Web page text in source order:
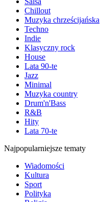
Chillout
Muzyka chrześcijańska
Techno
Indie
Klasyczny rock
House
Lata 90-te
Jazz
Minimal
Muzyka country
Drum'n'Bass
R&B
Hity
Lata 70-te
Najpopularniejsze tematy
Wiadomości
Kultura
Sport
Polityka